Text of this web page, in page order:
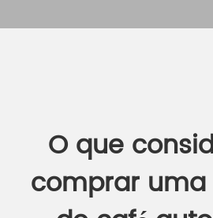
O que
comprar